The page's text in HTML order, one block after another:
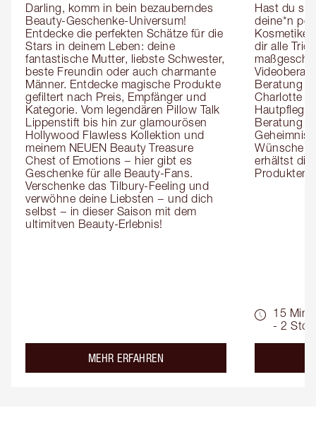
Darling, komm in bein bezauberndes
Beauty-Geschenke-Universum!
Entdecke die perfekten Schätze für die
Stars in deinem Leben: deine
fantastische Mutter, liebste Schwester,
beste Freundin oder auch charmante
Männer. Entdecke magische Produkte
gefiltert nach Preis, Empfänger und
Kategorie. Vom legendären Pillow Talk
Lippenstift bis hin zur glamourösen
Hollywood Flawless Kollektion und
meinem NEUEN Beauty Treasure
Chest of Emotions − hier gibt es
Geschenke für alle Beauty-Fans.
Verschenke das Tilbury-Feeling und
verwöhne deine Liebsten − und dich
selbst − in dieser Saison mit dem
ultimitven Beauty-Erlebnis!
MEHR ERFAHREN
Hast du
deine*n
dir alle
Beratung
Charlotte
Beratung
Wünsche
erhältst die
15 Min.
- 2 Std.